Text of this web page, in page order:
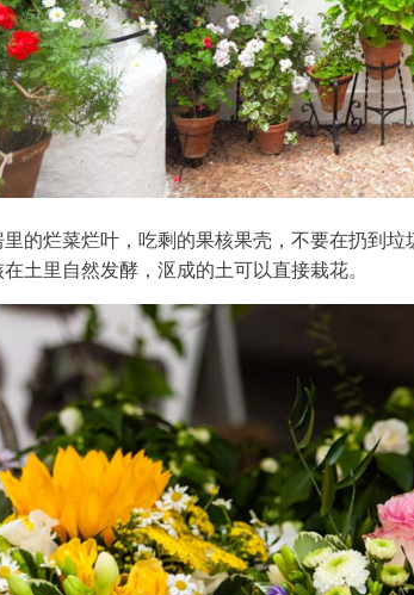
的烂菜烂叶，吃剩的果核果壳，不要在扔到
土里自然发酵，沤成的土可以直接栽花。